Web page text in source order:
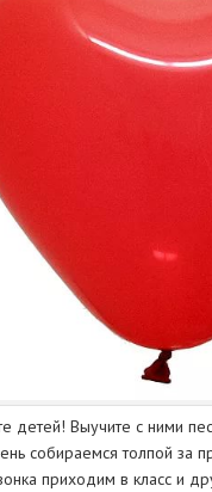
детей! Выучите с ними
собираемся толпой
приходим в класс и